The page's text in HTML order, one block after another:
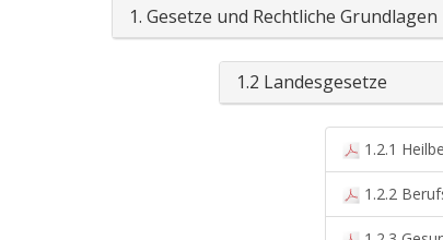
1. Gesetze und Rechtliche Grundlagen
1.2 Landesgesetze
1.2.1
1.2.2